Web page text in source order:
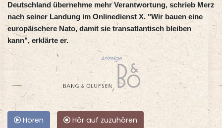
Deutschland übernehme mehr Verantwortung, schrieb Merz
nach seiner Landung im Onlinedienst X. "Wir bauen eine
europäischere Nato, damit sie transatlantisch bleiben
kann", erklärte er.
Anzeige
Hören Hör auf zuzuhören